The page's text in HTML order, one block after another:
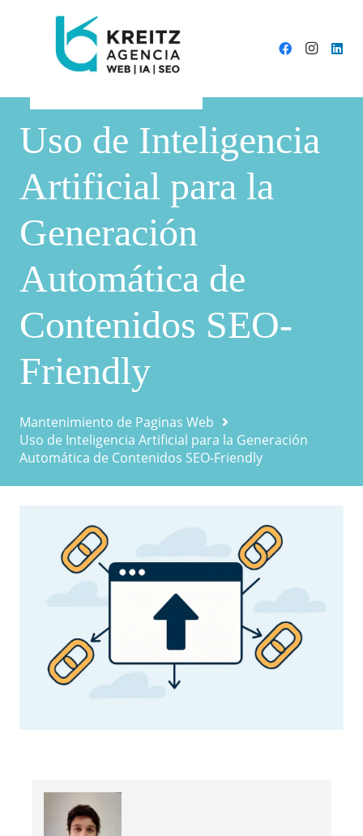
Uso de Inteligencia
Artificial para la
Generación
Automática de
Contenidos SEO-
Friendly
Mantenimiento de Paginas Web
Uso de Inteligencia Artificial para la Generación
Automática de Contenidos SEO-Friendly